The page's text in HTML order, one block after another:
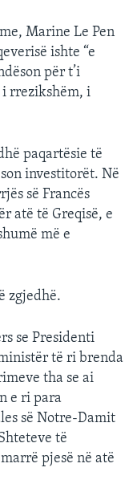
Marine Le Pen
ishte “e
për t’i
rrezikshëm, i
paqartësie të
investitorët. Në
së Francës
atë të Greqisë, e
më e
zgjedhë.
se Presidenti
të ri brenda
tha se ai
e ri para
së Notre-Damit
të
pjesë në atë